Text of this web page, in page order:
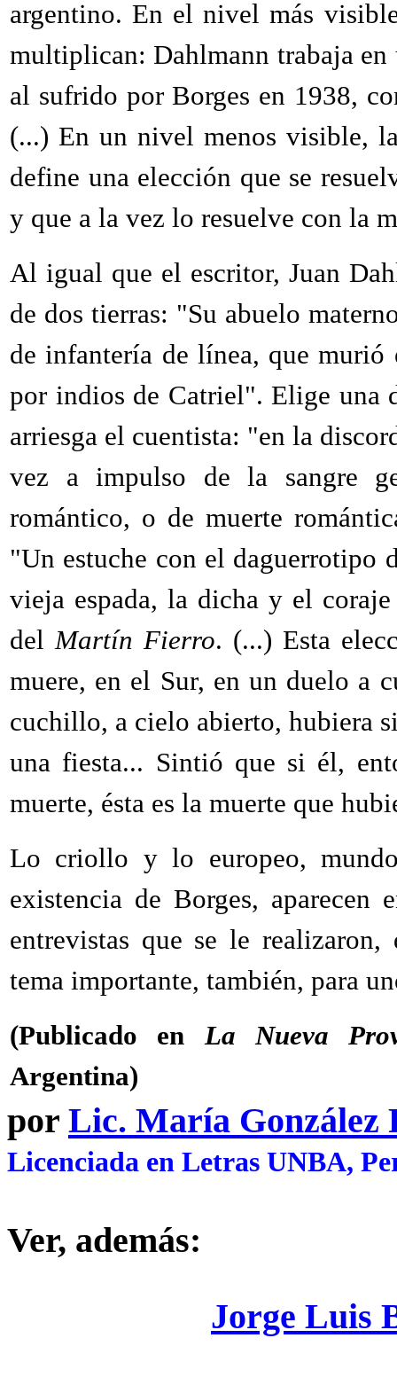
argentino. En el nivel más
multiplican: Dahlmann trabaja
al sufrido por Borges en 1938,
(...) En un nivel menos visible,
define una elección que se
y que a la vez lo resuelve con la
Al igual que el escritor, Juan
de dos tierras: "Su abuelo
de infantería de línea, que murió
por indios de Catriel". Elige una
arriesga el cuentista: "en la
vez a impulso de la sangre
romántico, o de muerte
"Un estuche con el daguerrotipo
vieja espada, la dicha y el
delMartín Fierro. (...) Esta
muere, en el Sur, en un duelo a
cuchillo, a cielo abierto, hubiera
una fiesta... Sintió que si él,
muerte, ésta es la muerte que
Lo criollo y lo europeo,
existencia de Borges, aparecen
entrevistas que se le
tema importante, también, para
(Publicado enLa Nueva
Argentina)
por Lic. María González
Licenciada en Letras UNBA,
Ver, además:
Jorge Luis